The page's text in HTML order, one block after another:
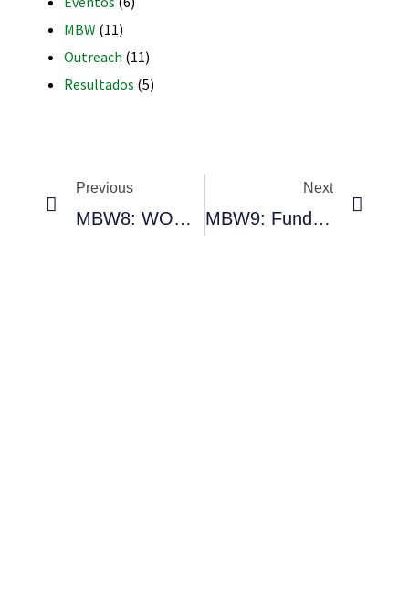
MBW (11)
Outreach (11)
Resultados (5)
Previous
MBW8: WORKSHOP ON LIGHTSHEET MICROSCOPY AND TISSUE EXPANSION AND CLEARING
Next
MBW9: Fundamentos De Microscopía – Microscopía En La Salud